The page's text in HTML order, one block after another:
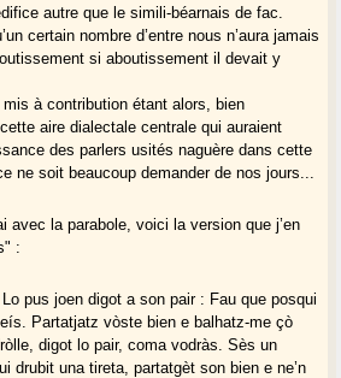
Lo mèi joen que .... a son pair : Que cau
... país. Partatjatz vòste ben e balhatz-me
... lo pair, com vorràs. Qu’ès un
..... aubrí/aubric ua tireta, que
...... duas parts.
autre que le simili-béarnais de fac.
certain nombre d’entre nous n’aura jamais
si aboutissement il devait y
mis à contribution étant alors, bien
aire dialectale centrale qui auraient
des parlers usités naguère dans cette
ne soit beaucoup demander de nos jours...
avec la parabole, voici la version que j’en
:
pus joen digot a son pair : Fau que posqui
Partatjatz vòste bien e balhatz-me çò
digot lo pair, coma vodràs. Sès un
drubit una tireta, partatgèt son bien e ne’n